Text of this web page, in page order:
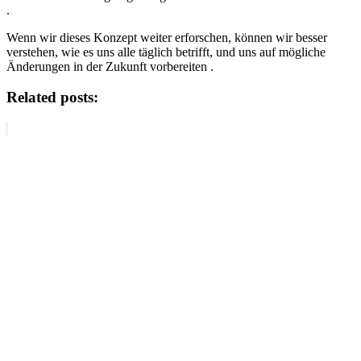
.
Wenn wir dieses Konzept weiter erforschen, können wir besser
verstehen, wie es uns alle täglich betrifft, und uns auf mögliche
Änderungen in der Zukunft vorbereiten .
Related posts: